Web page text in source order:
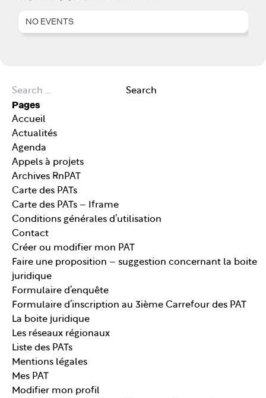
NO EVENTS
Search for: Search
Pages
Accueil
Actualités
Agenda
Appels à projets
Archives RnPAT
Carte des PATs
Carte des PATs – Iframe
Conditions générales d’utilisation
Contact
Créer ou modifier mon PAT
Faire une proposition – suggestion concernant la boite
juridique
Formulaire d’enquête
Formulaire d’inscription au 3ième Carrefour des PAT
La boite juridique
Les réseaux régionaux
Liste des PATs
Mentions légales
Mes PAT
Modifier mon profil